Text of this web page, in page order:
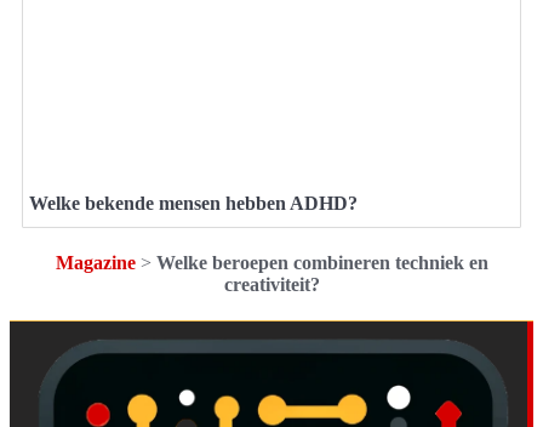
Welke bekende mensen hebben ADHD?
Magazine> Welke beroepen combineren techniek en
creativiteit?